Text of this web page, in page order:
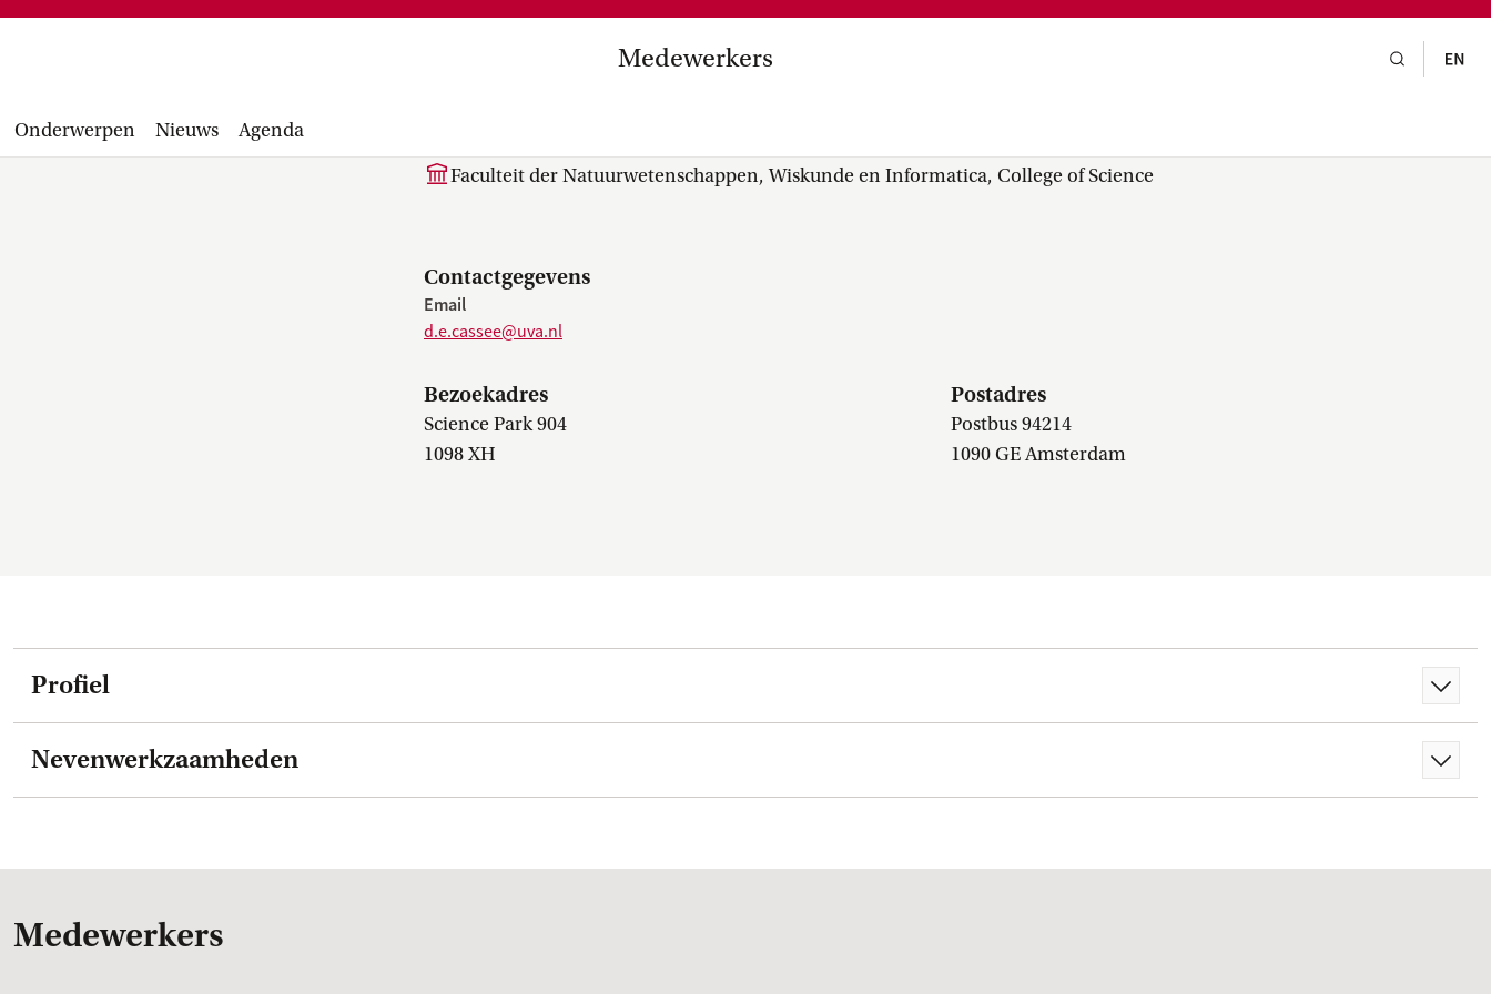
Medewerkers
Onderwerpen Nieuws Agenda
Financiële administratie, facturen,
projecten
Facultair strategisch plan, instellingsplan,
Wetsvoorstel Internationalisering in
Medezeggenschap, ondernemingsraad,
Faculteit der Natuurwetenschappen, Wiskunde en Informatica, College of Science
Contactgegevens
Email
d.e.cassee@uva.nl
Bezoekadres
Science Park 904
1098 XH
Postadres
Postbus 94214
1090 GE Amsterdam
Profiel
Nevenwerkzaamheden
Medewerkers